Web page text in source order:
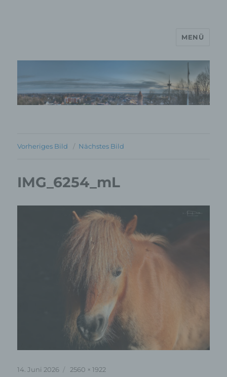
MP Mario Porten Beratung
Training Coaching
MENÜ
Vorheriges Bild Nächstes Bild
IMG_6254_mL
Veröffentlicht
14. Juni 2026 Originalgröße
2560 × 1922